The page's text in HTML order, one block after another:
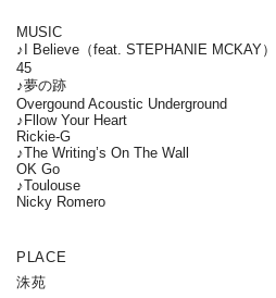
MUSIC
♪I Believe（feat. STEPHANIE MCKAY）
45
♪夢の跡
Overgound Acoustic Underground
♪Fllow Your Heart
Rickie-G
♪The Writing’s On The Wall
OK Go
♪Toulouse
Nicky Romero
PLACE
洙苑